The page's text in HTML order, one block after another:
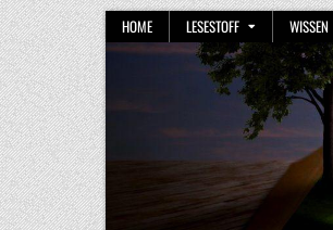
Skip
to
content
HOME LESESTOFF WISSEN